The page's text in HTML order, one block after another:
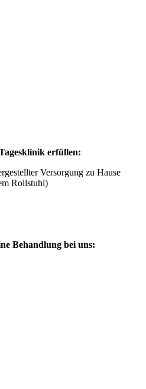
erfüllen:
Versorgung zu Hause
Rollstuhl)
Behandlung bei uns: